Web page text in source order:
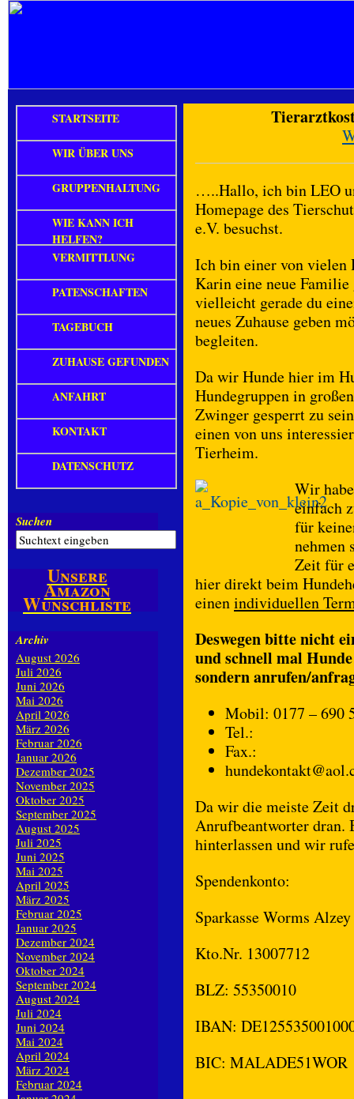
…..Hallo, ich bin LEO
Homepage des
e.V. besuchst.
Ich bin einer von
Karin eine neue Familie
vielleicht gerade du
neues Zuhause geben
begleiten.
Da wir Hunde hier im
Hundegruppen in
Zwinger gesperrt zu
einen von uns
Tierheim.
Wir
einfach
für
nehmen
Zeit für
hier direkt beim
einenindividuellen
Deswegen bitte nicht
und schnell mal
sondern anrufen/
Mobil: 0177 – 690
Tel.:
Fax.:
Da wir die meiste Zeit
Anrufbeantworter dran.
hinterlassen und wir
Spendenkonto:
Sparkasse Worms
Kto.Nr. 13007712
BLZ: 55350010
IBAN:
BIC: MALADE51WOR
STARTSEITE
WIR ÜBER UNS
GRUPPENHALTUNG
WIE KANN ICH
HELFEN?
VERMITTLUNG
PATENSCHAFTEN
TAGEBUCH
ZUHAUSE GEFUNDEN
ANFAHRT
KONTAKT
DATENSCHUTZ
Suchen
Unsere
Amazon
Wunschliste
Archiv
August 2026
Juli 2026
Juni 2026
Mai 2026
April 2026
März 2026
Februar 2026
Januar 2026
Dezember 2025
November 2025
Oktober 2025
September 2025
August 2025
Juli 2025
Juni 2025
Mai 2025
April 2025
März 2025
Februar 2025
Januar 2025
Dezember 2024
November 2024
Oktober 2024
September 2024
August 2024
Juli 2024
Juni 2024
Mai 2024
April 2024
März 2024
Februar 2024